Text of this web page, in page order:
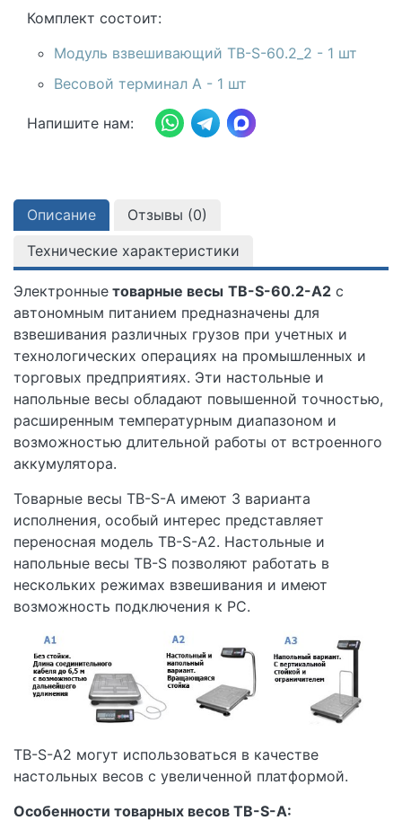
Комплект состоит:
Модуль взвешивающий ТВ-S-60.2_2 - 1 шт
Весовой терминал A - 1 шт
Напишите нам:
Описание Отзывы (0)
Технические характеристики
Электронные товарные весы ТВ-S-60.2-А2 c
автономным питанием предназначены для
взвешивания различных грузов при учетных и
технологических операциях на промышленных и
торговых предприятиях. Эти настольные и
напольные весы обладают повышенной точностью,
расширенным температурным диапазоном и
возможностью длительной работы от встроенного
аккумулятора.
Товарные весы TB-S-А имеют 3 варианта
исполнения, особый интерес представляет
переносная модель TB-S-А2. Настольные и
напольные весы TB-S позволяют работать в
нескольких режимах взвешивания и имеют
возможность подключения к РС.
TB-S-А2 могут использоваться в качестве
настольных весов с увеличенной платформой.
Особенности товарных весов TB-S-А: